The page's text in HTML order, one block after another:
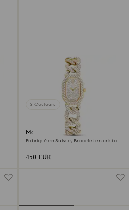
3 Couleurs
Montre Dextera chain
Fabriqué en Suisse, Bracelet en cristal,
450 EUR